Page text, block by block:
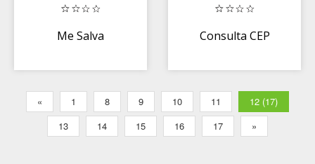
Me Salva Consulta CEP
« 1 8 9 10 11
12 (17)
13
14 15 16 17 »